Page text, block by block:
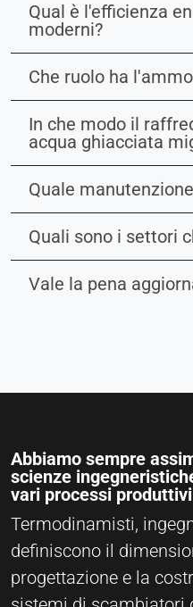
Qual è l'efficienza
moderni?
Che ruolo ha
In che modo il
acqua ghiacciata
Quale
Quali sono i settori
Vale la pena
Abbiamo sempre
scienze
vari processi
Termodinamisti,
definiscono il
progettazione e la